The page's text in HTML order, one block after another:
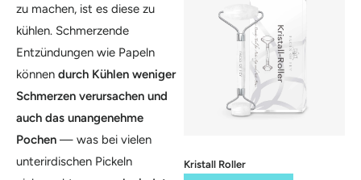
zu machen, ist es diese zu
kühlen. Schmerzende
Entzündungen wie Papeln
können durch Kühlen weniger
Schmerzen verursachen und
auch das unangenehme
Pochen — was bei vielen
unterirdischen Pickeln
Kristall Roller